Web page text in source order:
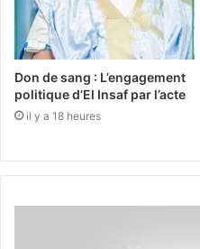
Don de sang : L’engagement
politique d’El Insaf par l’acte
il y a 18 heures